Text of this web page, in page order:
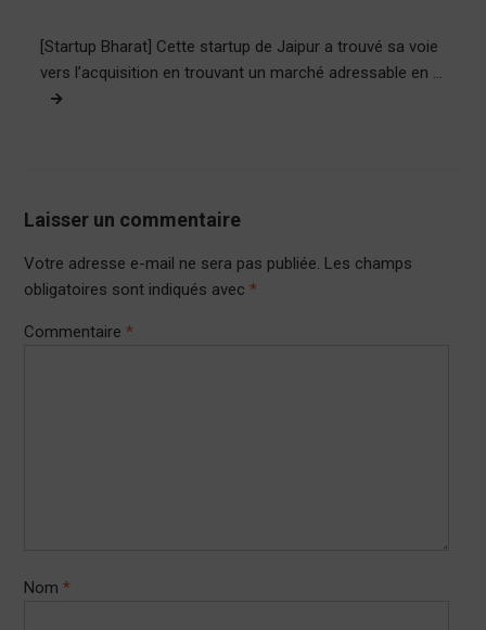
[Startup Bharat] Cette startup de Jaipur a trouvé sa voie
vers l’acquisition en trouvant un marché adressable en …
Laisser un commentaire
Votre adresse e-mail ne sera pas publiée. Les champs
obligatoires sont indiqués avec *
Commentaire *
Nom *